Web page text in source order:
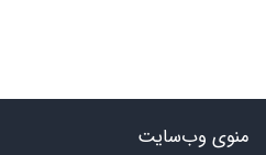
منوی وب‌سایت